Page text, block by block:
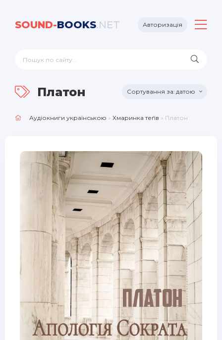
SOUND-BOOKS.NET Авторизація
Платон датою
Аудіокниги українською » Хмаринка теґів » Платон